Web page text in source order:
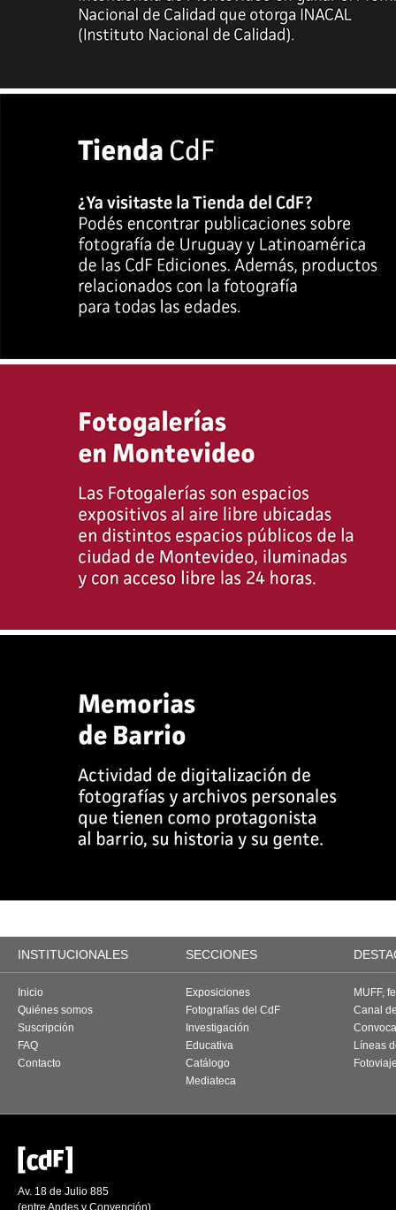
INSTITUCIONALES SECCIONES
Inicio
Quiénes somos
Suscripción
FAQ
Contacto
Exposiciones
Fotografías del CdF
Investigación
Educativa
Catálogo
Mediateca
MUFF,
Canal
Líneas
Av. 18 de Julio 885
(entre Andes y Convención)